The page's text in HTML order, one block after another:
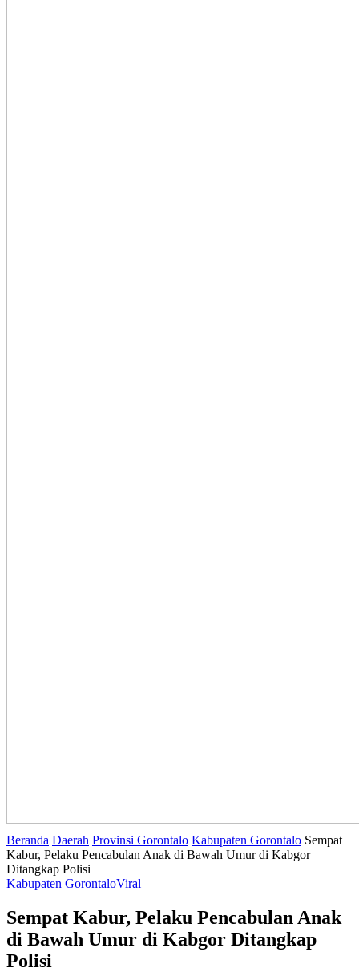
Beranda Daerah Provinsi Gorontalo Kabupaten Gorontalo Sempat
Kabur, Pelaku Pencabulan Anak di Bawah Umur di Kabgor
Ditangkap Polisi
Kabupaten GorontaloViral
Sempat Kabur, Pelaku Pencabulan Anak
di Bawah Umur di Kabgor Ditangkap
Polisi